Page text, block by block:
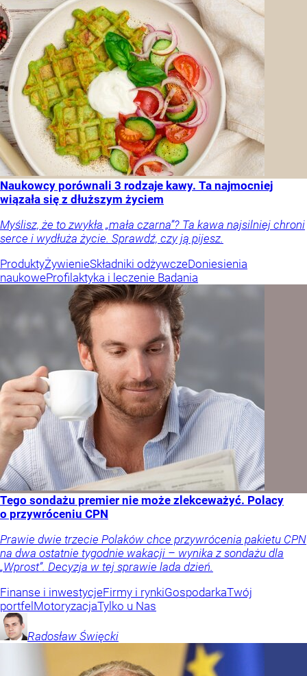
Naukowcy porównali 3 rodzaje kawy. Ta najmocniej
wiązała się z dłuższym życiem
Myślisz, że to zwykła „mała czarna”? Ta kawa najsilniej chroni
serce i wydłuża życie. Sprawdź, czy ją pijesz.
ProduktyŻywienieSkładniki odżywczeDoniesienia
naukoweProfilaktyka i leczenie Badania
Tego sondażu premier nie może zlekceważyć. Polacy
o przywróceniu CPN
Prawie dwie trzecie Polaków chce przywrócenia pakietu CPN
na dwa ostatnie tygodnie wakacji – wynika z sondażu dla
„Wprost”. Decyzja w tej sprawie lada dzień.
Finanse i inwestycjeFirmy i rynkiGospodarkaTwój
portfel MotoryzacjaTylko u Nas
Radosław Święcki